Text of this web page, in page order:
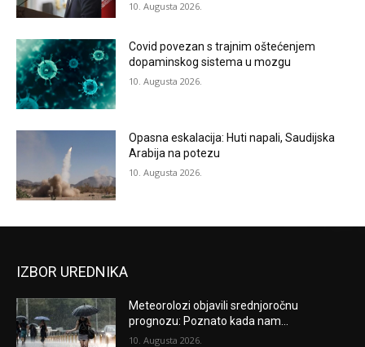
10. Augusta 2026.
Covid povezan s trajnim oštećenjem
dopaminskog sistema u mozgu
10. Augusta 2026.
Opasna eskalacija: Huti napali, Saudijska
Arabija na potezu
10. Augusta 2026.
IZBOR UREDNIKA
Meteorolozi objavili srednjoročnu
prognozu: Poznato kada nam...
10. Augusta 2026.